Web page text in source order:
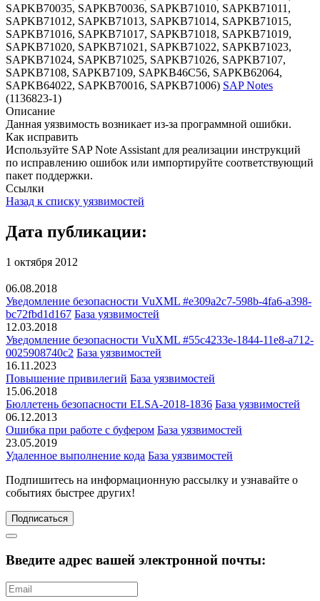
SAPKB70035, SAPKB70036, SAPKB71010, SAPKB71011,
SAPKB71012, SAPKB71013, SAPKB71014, SAPKB71015,
SAPKB71016, SAPKB71017, SAPKB71018, SAPKB71019,
SAPKB71020, SAPKB71021, SAPKB71022, SAPKB71023,
SAPKB71024, SAPKB71025, SAPKB71026, SAPKB7107,
SAPKB7108, SAPKB7109, SAPKB46C56, SAPKB62064,
SAPKB64022, SAPKB70016, SAPKB71006) SAP Notes
(1136823-1)
Описание
Данная уязвимость возникает из-за программной ошибки.
Как исправить
Используйте SAP Note Assistant для реализации инструкций
по исправлению ошибок или импортируйте соответствующий
пакет поддержки.
Ссылки
Назад к списку уязвимостей
Дата публикации:
1 октября 2012
06.08.2018
Уведомление безопасности VuXML #e309a2c7-598b-4fa6-a398-
bc72fbd1d167 База уязвимостей
12.03.2018
Уведомление безопасности VuXML #55c4233e-1844-11e8-a712-
0025908740c2 База уязвимостей
16.11.2023
Повышение привилегий База уязвимостей
15.06.2018
Бюллетень безопасности ELSA-2018-1836 База уязвимостей
06.12.2013
Ошибка при работе с буфером База уязвимостей
23.05.2019
Удаленное выполнение кода База уязвимостей
Подпишитесь на информационную рассылку и узнавайте о
событиях быстрее других!
Подписаться
Введите адрес вашей электронной почты: